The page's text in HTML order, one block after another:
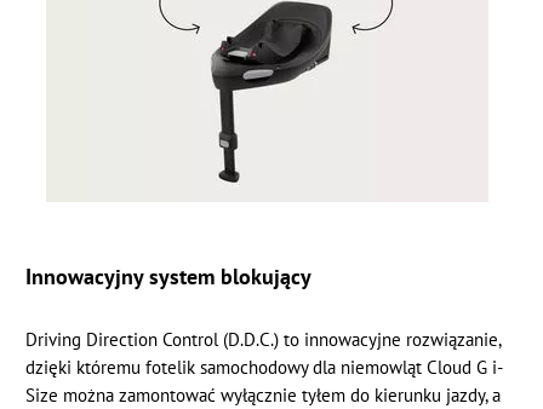
Innowacyjny system blokujący
Driving Direction Control (D.D.C.) to innowacyjne rozwiązanie,
dzięki któremu fotelik samochodowy dla niemowląt Cloud G i-
Size można zamontować wyłącznie tyłem do kierunku jazdy, a